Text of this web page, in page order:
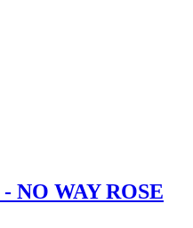
NO WAY ROSE